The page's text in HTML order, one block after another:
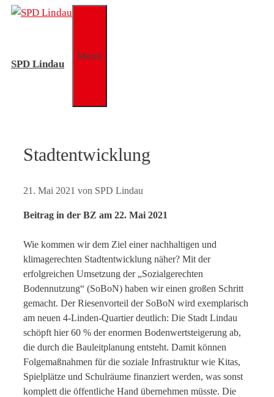
Zum
SPD Lindau
Menü
Stadtentwicklung
21. Mai 2021 von SPD Lindau
Beitrag in der BZ am 22. Mai 2021
Wie kommen wir dem Ziel einer nachhaltigen und
klimagerechten Stadtentwicklung näher? Mit der
erfolgreichen Umsetzung der „Sozialgerechten
Bodennutzung“ (SoBoN) haben wir einen großen Schritt
gemacht. Der Riesenvorteil der SoBoN wird exemplarisch
am neuen 4-Linden-Quartier deutlich: Die Stadt Lindau
schöpft hier 60 % der enormen Bodenwertsteigerung ab,
die durch die Bauleitplanung entsteht. Damit können
Folgemaßnahmen für die soziale Infrastruktur wie Kitas,
Spielplätze und Schulräume finanziert werden, was sonst
komplett die öffentliche Hand übernehmen müsste. Die